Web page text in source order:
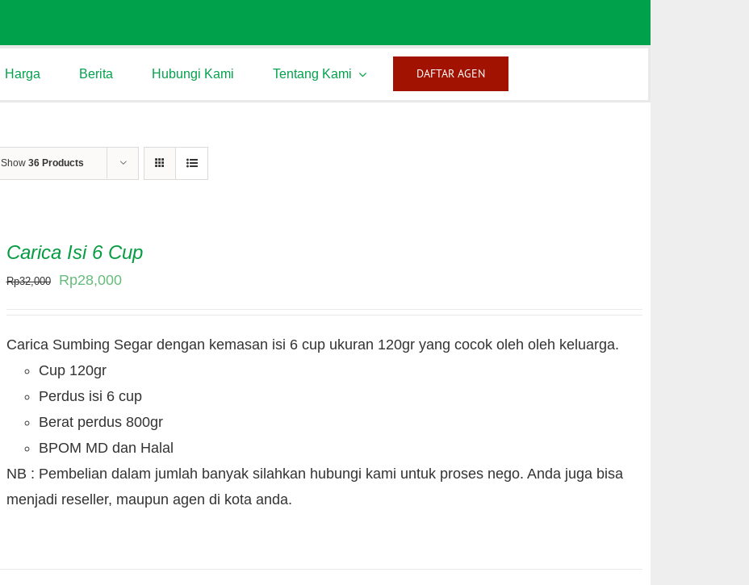
Harga Berita Hubungi Kami Tentang Kami DAFTAR AGEN
Show 36 Products
Carica Isi 6 Cup
Rp32,000
Original
Rp32,000.
Rp28,000Current
Rp28,000.
Carica Sumbing Segar dengan kemasan isi 6 cup ukuran 120gr yang cocok oleh oleh keluarga.
Cup 120gr
Perdus isi 6 cup
Berat perdus 800gr
BPOM MD dan Halal
NB : Pembelian dalam jumlah banyak silahkan hubungi kami untuk proses nego. Anda juga bisa
menjadi reseller, maupun agen di kota anda.